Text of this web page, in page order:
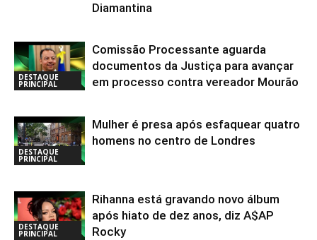
Diamantina
DESTAQUE
PRINCIPAL
Comissão Processante aguarda
documentos da Justiça para avançar
em processo contra vereador Mourão
DESTAQUE
PRINCIPAL
Mulher é presa após esfaquear quatro
homens no centro de Londres
DESTAQUE
PRINCIPAL
Rihanna está gravando novo álbum
após hiato de dez anos, diz A$AP
Rocky